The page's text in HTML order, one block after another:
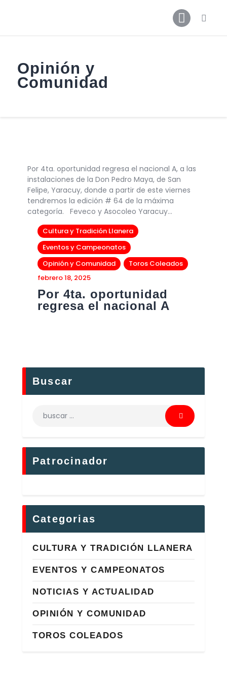
Opinión y
Comunidad
Inicio
Noticias
Por 4ta. oportunidad regresa el nacional A, a las
instalaciones de la Don Pedro Maya, de San
Felipe, Yaracuy, donde a partir de este viernes
tendremos la edición # 64 de la máxima
categoría. Feveco y Asocoleo Yaracuy…
Cultura y Tradición Llanera
Eventos y Campeonatos
Opinión y Comunidad
Toros Coleados
febrero 18, 2025
Por 4ta. oportunidad
regresa el nacional A
Buscar
Patrocinador
Categorias
CULTURA Y TRADICIÓN LLANERA
EVENTOS Y CAMPEONATOS
NOTICIAS Y ACTUALIDAD
OPINIÓN Y COMUNIDAD
TOROS COLEADOS